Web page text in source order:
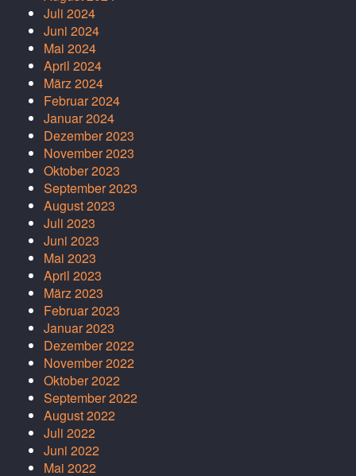
Juli 2024
Juni 2024
Mai 2024
April 2024
März 2024
Februar 2024
Januar 2024
Dezember 2023
November 2023
Oktober 2023
September 2023
August 2023
Juli 2023
Juni 2023
Mai 2023
April 2023
März 2023
Februar 2023
Januar 2023
Dezember 2022
November 2022
Oktober 2022
September 2022
August 2022
Juli 2022
Juni 2022
Mai 2022